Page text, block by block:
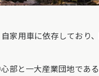
家用車に依存しており
部と一大産業団地であ